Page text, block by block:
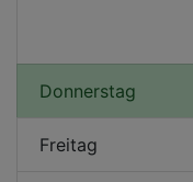
Donnerstag
Freitag